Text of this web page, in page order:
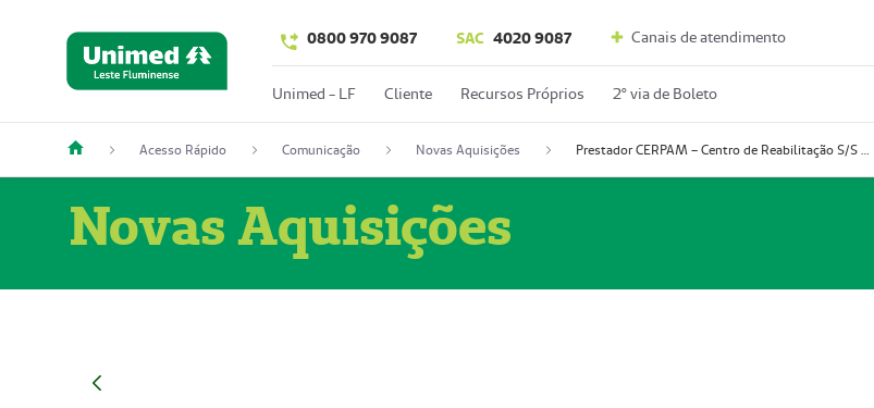
0800 970 9087 SAC 4020 9087 Canais de atendimento
Unimed - LF Cliente Recursos Próprios 2º via de Boleto
Acesso Rápido Comunicação Novas Aquisições Prestador CERPAM – Centro de Reabilitação S/S Ltda-ME (52004274-8)
Novas Aquisições